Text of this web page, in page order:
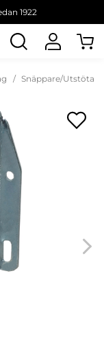
1922
Snäppare/Utstötare